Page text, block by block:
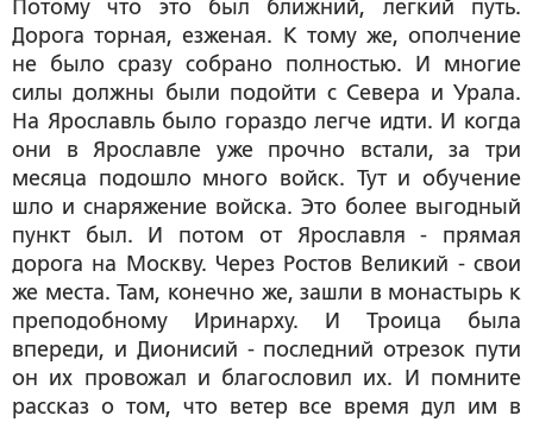
Потому что это был ближний, легкий путь.
Дорога торная, езженая. К тому же, ополчение
не было сразу собрано полностью. И многие
силы должны были подойти с Севера и Урала.
На Ярославль было гораздо легче идти. И когда
они в Ярославле уже прочно встали, за три
месяца подошло много войск. Тут и обучение
шло и снаряжение войска. Это более выгодный
пункт был. И потом от Ярославля - прямая
дорога на Москву. Через Ростов Великий - свои
же места. Там, конечно же, зашли в монастырь к
преподобному Иринарху. И Троица была
впереди, и Дионисий - последний отрезок пути
он их провожал и благословил их. И помните
рассказ о том, что ветер все время дул им в